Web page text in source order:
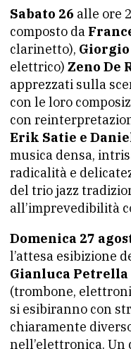
Sabato 26 alle ore
composto da
clarinetto),
elettrico) Zeno De
apprezzati sulla
con le loro
con
Erik Satie e
musica densa,
radicalità e
del trio jazz
all’imprevedibilità
Domenica 27
l’attesa esibizione
Gianluca Petrella
(trombone,
si esibiranno con
chiaramente
nell’elettronica. Un